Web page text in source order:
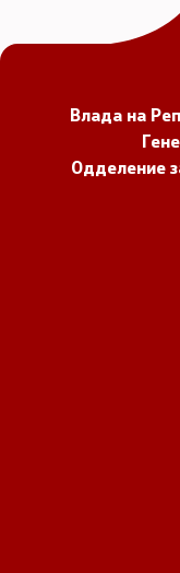
Влада на
Одделение